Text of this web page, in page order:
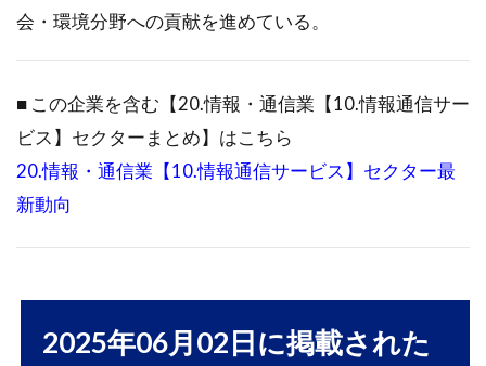
会・環境分野への貢献を進めている。
■ この企業を含む【20.情報・通信業【10.情報通信サー
ビス】セクターまとめ】はこちら
20.情報・通信業【10.情報通信サービス】セクター最
新動向
2025年06月02日に掲載された